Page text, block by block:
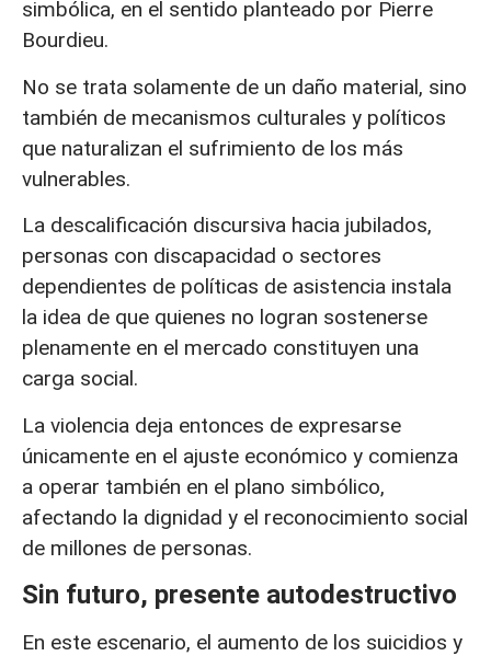
simbólica, en el sentido planteado por Pierre
Bourdieu.
No se trata solamente de un daño material, sino
también de mecanismos culturales y políticos
que naturalizan el sufrimiento de los más
vulnerables.
La descalificación discursiva hacia jubilados,
personas con discapacidad o sectores
dependientes de políticas de asistencia instala
la idea de que quienes no logran sostenerse
plenamente en el mercado constituyen una
carga social.
La violencia deja entonces de expresarse
únicamente en el ajuste económico y comienza
a operar también en el plano simbólico,
afectando la dignidad y el reconocimiento social
de millones de personas.
Sin futuro, presente autodestructivo
En este escenario, el aumento de los suicidios y